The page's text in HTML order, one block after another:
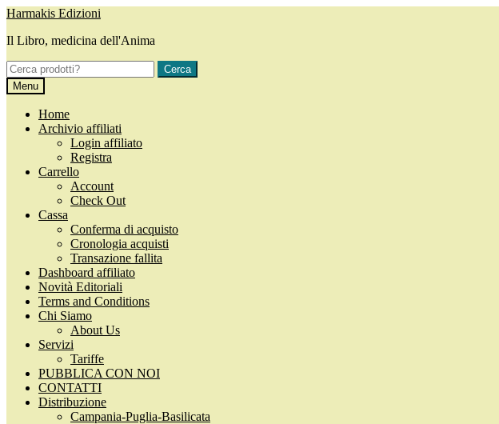
Vai
navigazione
Vai
contenuto
Harmakis Edizioni
Il Libro, medicina dell'Anima
Cerca:
Cerca
Menu
Home
Archivio affiliati
Login affiliato
Registra
Carrello
Account
Check Out
Cassa
Conferma di acquisto
Cronologia acquisti
Transazione fallita
Dashboard affiliato
Novità Editoriali
Terms and Conditions
Chi Siamo
About Us
Servizi
Tariffe
PUBBLICA CON NOI
CONTATTI
Distribuzione
Campania-Puglia-Basilicata